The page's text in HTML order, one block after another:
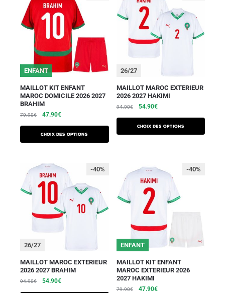
ENFANT
MAILLOT KIT ENFANT
MAROC DOMICILE 2026 2027
BRAHIM
79.90€ 47.90€
Choix des options
26/27
MAILLOT MAROC EXTERIEUR
2026 2027 HAKIMI
94.90€ 54.90€
Choix des options
26/27
-40%
MAILLOT MAROC EXTERIEUR
2026 2027 BRAHIM
94.90€ 54.90€
ENFANT
-40%
MAILLOT KIT ENFANT
MAROC EXTERIEUR 2026
2027 HAKIMI
79.90€ 47.90€